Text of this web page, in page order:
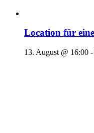
Location für
13. August @ 16:00 -